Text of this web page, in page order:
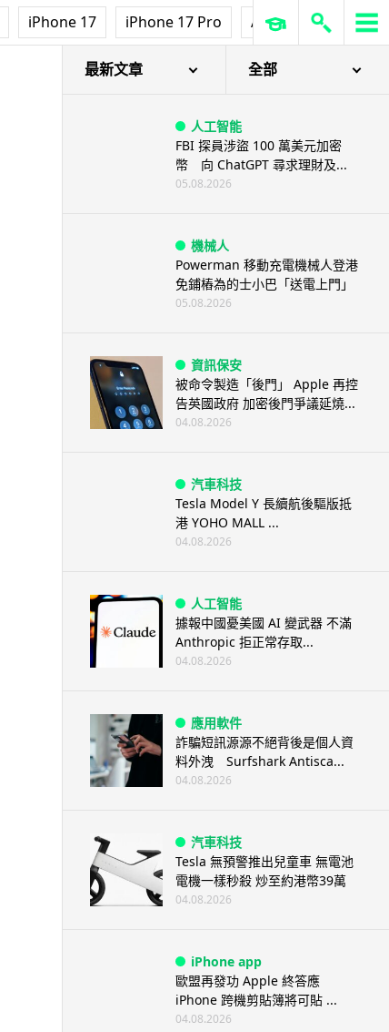
iPhone 17 iPhone 17 Pro AirPods Pro 3
最新文章 全部
人工智能
FBI 探員涉盜 100 萬美元加密
幣 向 ChatGPT 尋求理財及...
05.08.2026
機械人
Powerman 移動充電機械人登港
免鋪樁為的士小巴「送電上門」
05.08.2026
資訊保安
被命令製造「後門」 Apple 再控
告英國政府 加密後門爭議延燒...
04.08.2026
汽車科技
Tesla Model Y 長續航後驅版抵
港 YOHO MALL ...
04.08.2026
人工智能
據報中國憂美國 AI 變武器 不滿
Anthropic 拒正常存取...
04.08.2026
應用軟件
詐騙短訊源源不絕背後是個人資
料外洩 Surfshark Antisca...
04.08.2026
汽車科技
Tesla 無預警推出兒童車 無電池
電機一樣秒殺 炒至約港幣39萬
04.08.2026
iPhone app
歐盟再發功 Apple 終答應
iPhone 跨機剪貼簿將可貼 ...
04.08.2026